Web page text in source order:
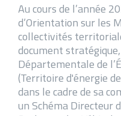
Au cours de l’année
d’Orientation sur les
collectivités
document
Départementale de
(Territoire d'énergie
dans le cadre de sa
un Schéma Directeur